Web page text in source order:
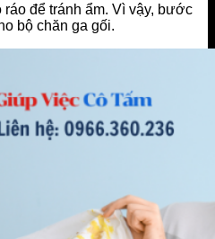
để tránh ẩm. Vì vậy, bước
bộ chăn ga gối.